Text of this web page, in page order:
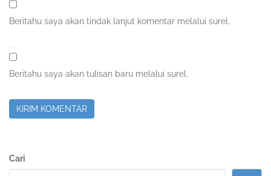
Beritahu saya akan tindak lanjut komentar melalui surel.
Beritahu saya akan tulisan baru melalui surel.
Sidebar
Cari